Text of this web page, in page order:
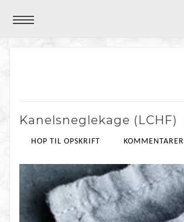
Kanelsneglekage (LCHF)
HOP TIL OPSKRIFT KOMMENTARER